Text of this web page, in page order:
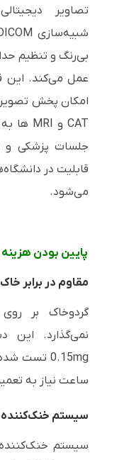
تصاویر
شبیه‌سازی
بی‌رنگ و تنظیم
عمل می‌کند. این
امکان پخش
CATو MRI ها
جلسات پزشکی و
قابلیت در
می‌شود.
پایین بودن
مقاوم در برابر خاک
گردوخاک بر
نمی‌گذارد. این
0.15mg
ساعت نیاز به
سیستم خنک‌کننده
سیستم